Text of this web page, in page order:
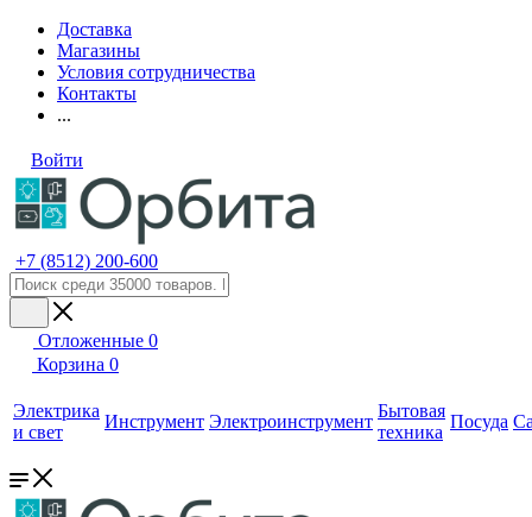
Доставка
Магазины
Условия сотрудничества
Контакты
...
Войти
+7 (8512) 200-600
Отложенные 0
Корзина 0
Электрика
и свет
Инструмент Электроинструмент
Бытовая
техника
Посуда